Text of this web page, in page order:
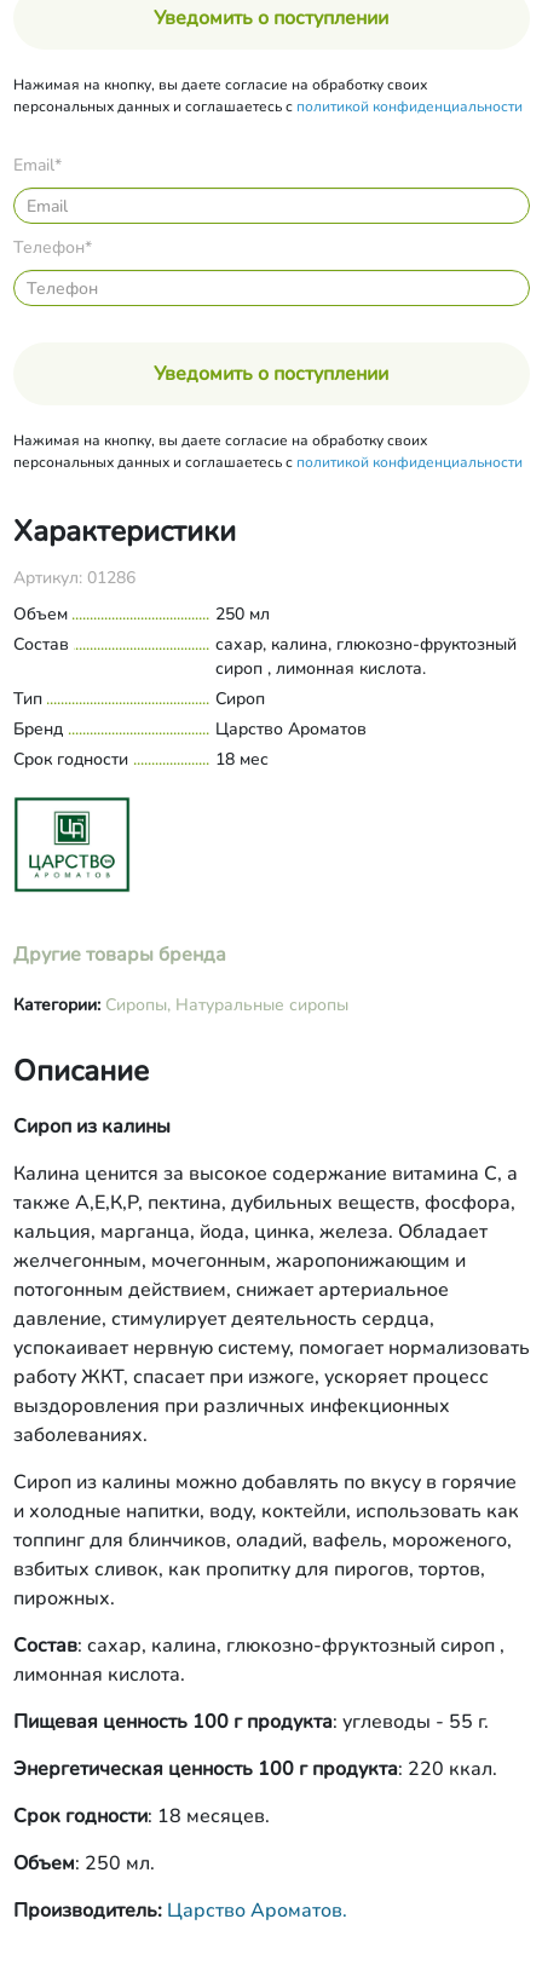
Уведомить о поступлении
Нажимая на кнопку, вы даете согласие на обработку своих
персональных данных и соглашаетесь с политикой конфиденциальности
Email*
Телефон*
Уведомить о поступлении
Нажимая на кнопку, вы даете согласие на обработку своих
персональных данных и соглашаетесь с политикой конфиденциальности
Характеристики
Артикул: 01286
Объем
250 мл
Состав
сахар, калина, глюкозно-фруктозный
сироп , лимонная кислота.
Тип
Сироп
Бренд
Царство Ароматов
Срок годности
18 мес
Другие товары бренда
Категории: Сиропы, Натуральные сиропы
Описание
Сироп из калины
Калина ценится за высокое содержание витамина С, а
также А,Е,К,Р, пектина, дубильных веществ, фосфора,
кальция, марганца, йода, цинка, железа. Обладает
желчегонным, мочегонным, жаропонижающим и
потогонным действием, снижает артериальное
давление, стимулирует деятельность сердца,
успокаивает нервную систему, помогает нормализовать
работу ЖКТ, спасает при изжоге, ускоряет процесс
выздоровления при различных инфекционных
заболеваниях.
Сироп из калины можно добавлять по вкусу в горячие
и холодные напитки, воду, коктейли, использовать как
топпинг для блинчиков, оладий, вафель, мороженого,
взбитых сливок, как пропитку для пирогов, тортов,
пирожных.
Состав: сахар, калина, глюкозно-фруктозный сироп ,
лимонная кислота.
Пищевая ценность 100 г продукта: углеводы - 55 г.
Энергетическая ценность 100 г продукта: 220 ккал.
Срок годности: 18 месяцев.
Объем: 250 мл.
Производитель: Царство Ароматов.